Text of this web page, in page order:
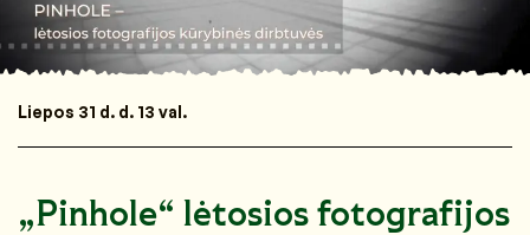
Liepos 31 d. d. 13 val.
„Pinhole“ lėtosios fotografijos